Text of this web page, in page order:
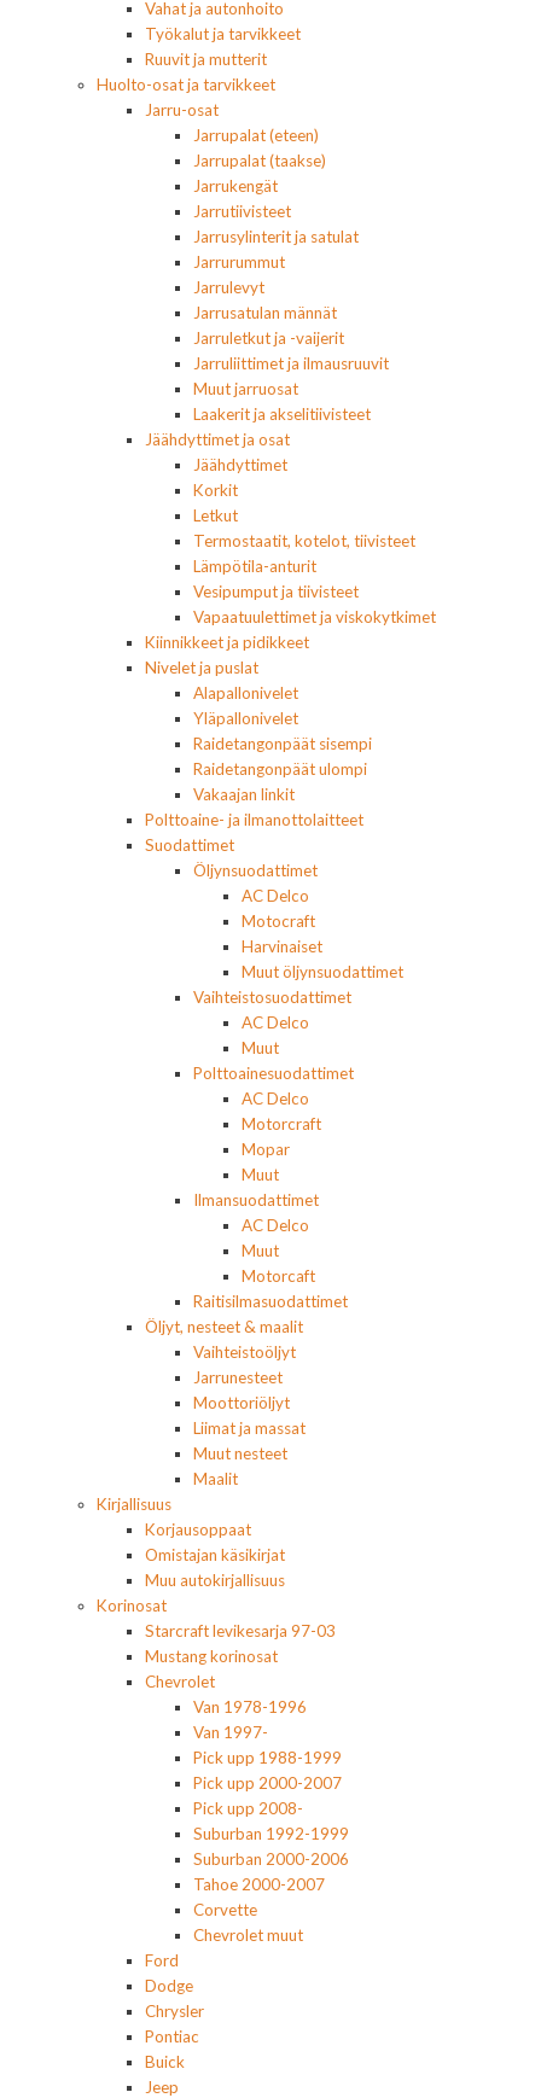
Vahat ja autonhoito
Työkalut ja tarvikkeet
Ruuvit ja mutterit
Huolto-osat ja tarvikkeet
Jarru-osat
Jarrupalat (eteen)
Jarrupalat (taakse)
Jarrukengät
Jarrutiivisteet
Jarrusylinterit ja satulat
Jarrurummut
Jarrulevyt
Jarrusatulan männät
Jarruletkut ja -vaijerit
Jarruliittimet ja ilmausruuvit
Muut jarruosat
Laakerit ja akselitiivisteet
Jäähdyttimet ja osat
Jäähdyttimet
Korkit
Letkut
Termostaatit, kotelot, tiivisteet
Lämpötila-anturit
Vesipumput ja tiivisteet
Vapaatuulettimet ja viskokytkimet
Kiinnikkeet ja pidikkeet
Nivelet ja puslat
Alapallonivelet
Yläpallonivelet
Raidetangonpäät sisempi
Raidetangonpäät ulompi
Vakaajan linkit
Polttoaine- ja ilmanottolaitteet
Suodattimet
Öljynsuodattimet
AC Delco
Motocraft
Harvinaiset
Muut öljynsuodattimet
Vaihteistosuodattimet
AC Delco
Muut
Polttoainesuodattimet
AC Delco
Motorcraft
Mopar
Muut
Ilmansuodattimet
AC Delco
Muut
Motorcaft
Raitisilmasuodattimet
Öljyt, nesteet & maalit
Vaihteistoöljyt
Jarrunesteet
Moottoriöljyt
Liimat ja massat
Muut nesteet
Maalit
Kirjallisuus
Korjausoppaat
Omistajan käsikirjat
Muu autokirjallisuus
Korinosat
Starcraft levikesarja 97-03
Mustang korinosat
Chevrolet
Van 1978-1996
Van 1997-
Pick upp 1988-1999
Pick upp 2000-2007
Pick upp 2008-
Suburban 1992-1999
Suburban 2000-2006
Tahoe 2000-2007
Corvette
Chevrolet muut
Ford
Dodge
Chrysler
Pontiac
Buick
Jeep